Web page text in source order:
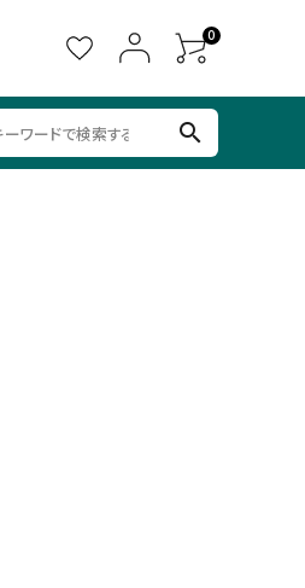
0
search